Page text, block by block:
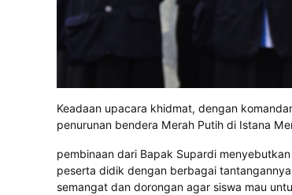
Keadaan upacara khidmat, dengan
penurunan bendera Merah Putih di Istana
pembinaan dari Bapak Supardi
peserta didik dengan berbagai
semangat dan dorongan agar siswa mau